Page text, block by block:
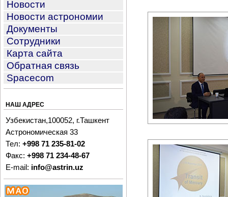
Новости
Новости астрономии
Документы
Сотрудники
Карта сайта
Обратная связь
Spacecom
НАШ АДРЕС
Узбекистан,100052, г.Ташкент
Астрономическая 33
Тел: +998 71 235-81-02
Факс: +998 71 234-48-67
E-mail: info@astrin.uz